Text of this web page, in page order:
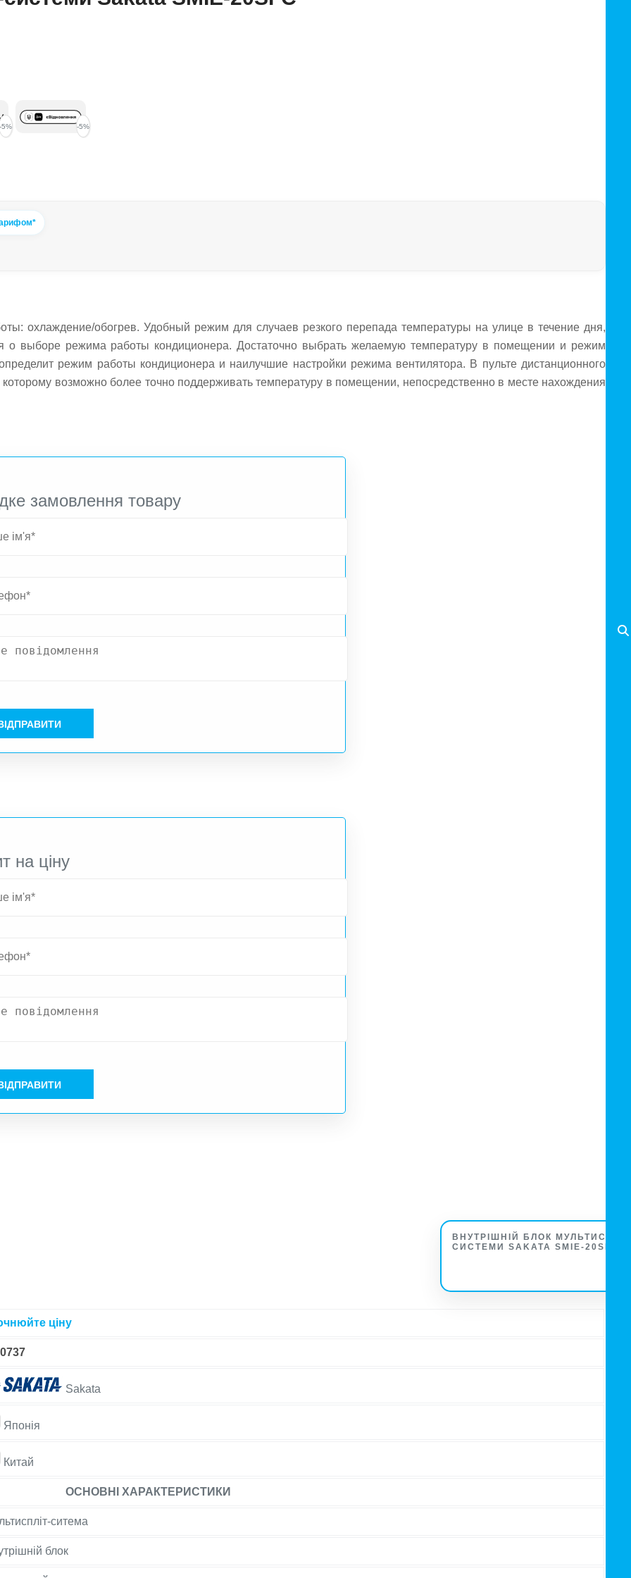
-5% -5%
охлаждение/обогрев. Удобный режим для случаев резкого перепада температуры на улице в течение дня,
о выборе режима работы кондиционера. Достаточно выбрать желаемую температуру в помещении и режим
режим работы кондиционера и наилучшие настройки режима вентилятора. В пульте дистанционного
возможно более точно поддерживать температуру в помещении, непосредственно в месте нахождения
замовлення товару
на ціну
ВНУТРІШНІЙ БЛОК
СИСТЕМИ SAKATA SMIE-20SFC
ціну
Sakata
Японія
Китай
ОСНОВНІ ХАРАКТЕРИСТИКИ
ситема
блок